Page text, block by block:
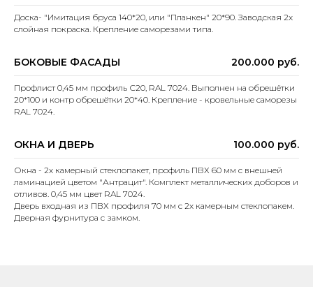
Доска- "Имитация бруса 140*20, или "Планкен" 20*90. Заводская 2х
слойная покраска. Крепление саморезами типа.
БОКОВЫЕ ФАСАДЫ 200.000 руб.
Профлист 0,45 мм профиль С20, RAL 7024. Выполнен на обрешётки
20*100 и контр обрешётки 20*40. Крепление - кровельные саморезы
RAL 7024.
ОКНА И ДВЕРЬ 100.000 руб.
Окна - 2х камерный стеклопакет, профиль ПВХ 60 мм с внешней
ламинацией цветом "Антрацит". Комплект металлических доборов и
отливов. 0,45 мм цвет RAL 7024.
Дверь входная из ПВХ профиля 70 мм с 2х камерным стеклопакем.
Дверная фурнитура с замком.